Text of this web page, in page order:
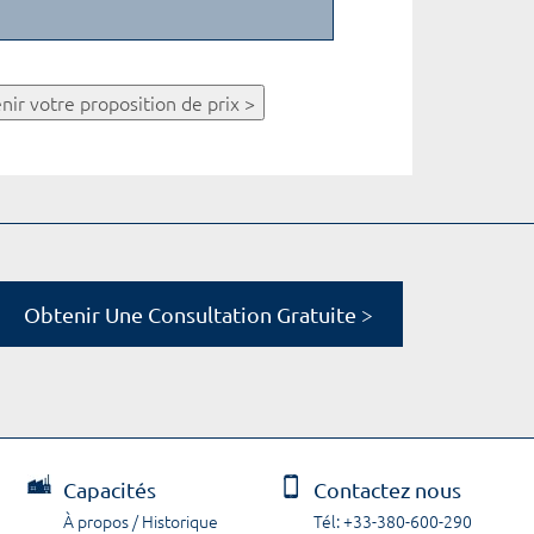
votre proposition de prix >
Obtenir Une Consultation Gratuite >
Capacités
À propos / Historique
Contactez nous
Tél: +33-380-600-290